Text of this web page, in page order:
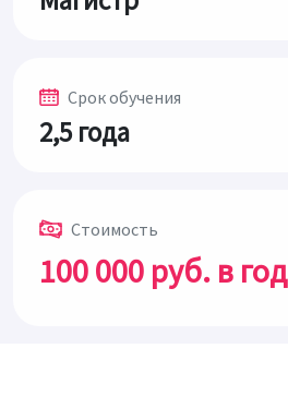
Срок обучения
2,5 года
Стоимость
100 000 руб. в год